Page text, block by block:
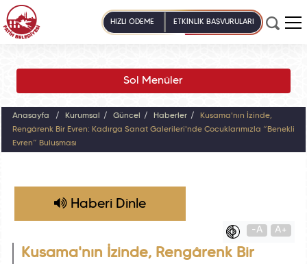
HIZLI ÖDEME ETKİNLİK BAŞVURULARI
Sol Menüler
Anasayfa Kurumsal Güncel Haberler
Kusama'nın İzinde,
Rengârenk Bir Evren: Kadırga Sanat Galerileri'nde Çocuklarımızla “Benekli
Evren” Buluşması
Haberi Dinle
-A A+
Kusama'nın İzinde, Rengârenk Bir